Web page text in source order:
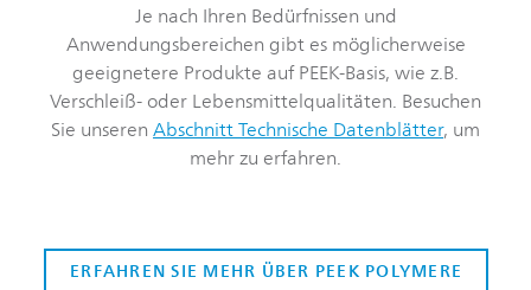
Je nach Ihren Bedürfnissen und
Anwendungsbereichen gibt es möglicherweise
geeignetere Produkte auf PEEK-Basis, wie z.B.
Verschleiß- oder Lebensmittelqualitäten. Besuchen
Sie unserenAbschnitt Technische Datenblätter, um
mehr zu erfahren.
ERFAHREN SIE MEHR ÜBER PEEK POLYMERE